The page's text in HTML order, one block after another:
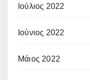
Ιούλιος 2022
Ιούνιος 2022
Μάιος 2022